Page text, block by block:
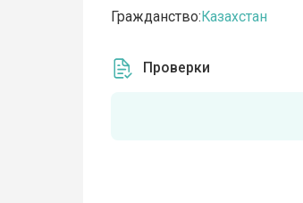
Гражданство:Казахстан
Проверки